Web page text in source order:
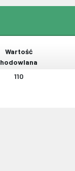
Wartość
hodowlana
110